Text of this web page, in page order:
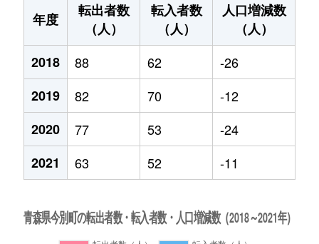
年度
転出者数
（人）
転入者数
（人）
人口増減数
（人）
2018
88 62
-26
2019
82 70
-12
2020
77 53
-24
2021
63 52 -11